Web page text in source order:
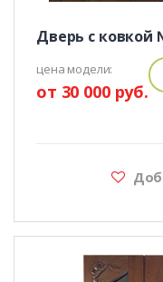
Дверь с ковкой
цена модели:
от 30 000 руб.